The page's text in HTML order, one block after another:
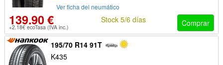
Ver ficha del neumático
139.90 €
+2.18€ ecoTasa (IVA inc.) Comprar
Stock 5/6 días
195/70 R14 91T
K435